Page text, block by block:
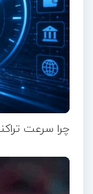
چرا سرعت